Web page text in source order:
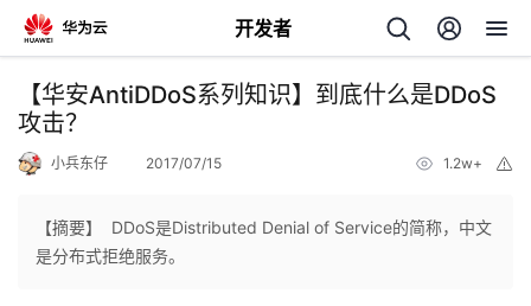
开发者
返
回
【华安AntiDDoS系列知识】到底什么是DDoS
攻击？
小兵东仔 2017/07/15 1.2w+
【摘要】 DDoS是Distributed Denial of Service的简称，中文
是分布式拒绝服务。